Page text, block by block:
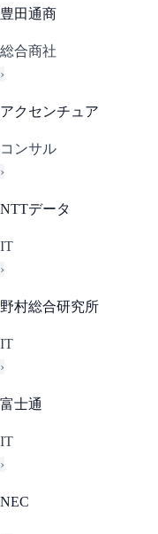
豊田通商
総合商社
›
アクセンチュア
コンサル
›
NTTデータ
IT
›
野村総合研究所
IT
›
富士通
IT
›
NEC